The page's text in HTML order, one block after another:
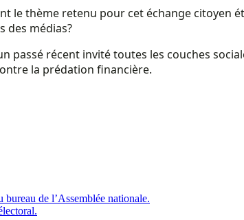
le thème retenu pour cet échange
des médias?
passé récent invité toutes les couches
la prédation financière.
de l’Assemblée nationale.